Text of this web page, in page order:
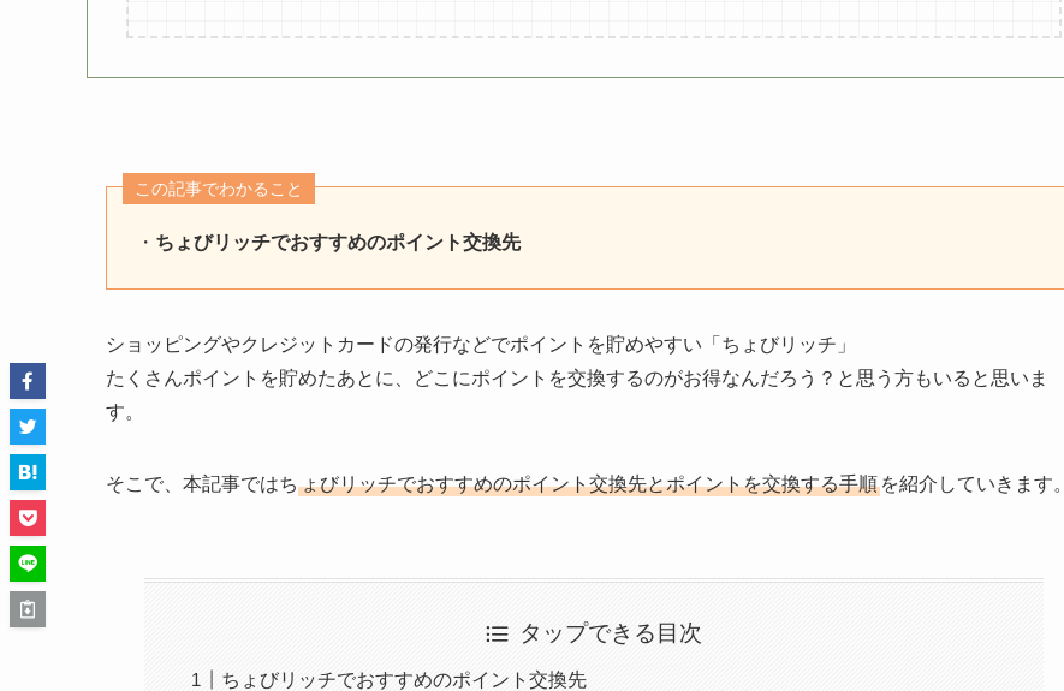
この記事でわかること
・ ちょびリッチでおすすめのポイント交換先
ショッピングやクレジットカードの発行などでポイントを貯めやすい「ちょびリッチ」
たくさんポイントを貯めたあとに、どこにポイントを交換するのがお得なんだろう？と思う方もいると思いま
す。
そこで、本記事ではち ょびリッチでおすすめのポイント交換先とポイントを交換する手順 を紹介していきます。
タップできる目次
ちょびリッチでおすすめのポイント交換先